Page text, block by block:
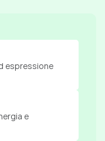
espressione
e